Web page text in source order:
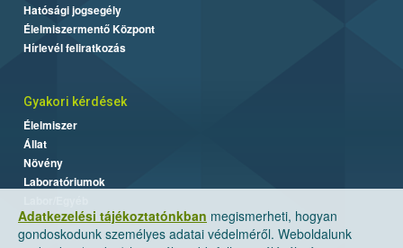
Adatkezelési tájékoztatónkban megismerheti, hogyan
gondoskodunk személyes adatai védelméről. Weboldalunk
Hatósági jogsegély
Élelmiszermentő Központ
Hírlevél feliratkozás
Gyakori kérdések
Élelmiszer
Állat
Növény
Laboratóriumok